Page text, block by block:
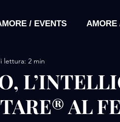
/ EVENTS AMORE
AMORE / MOTORS /
AMORE / PERFUME
AL
lettura: 2 min